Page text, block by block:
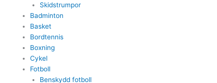
Skidstrumpor
Badminton
Basket
Bordtennis
Boxning
Cykel
Fotboll
Benskydd fotboll